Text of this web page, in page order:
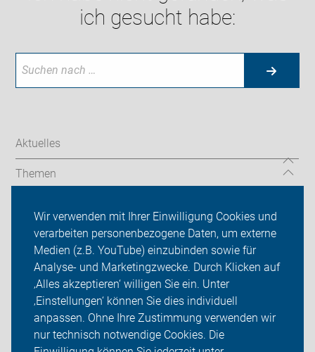
Wir verwenden mit Ihrer Einwilligung Cookies und
verarbeiten personenbezogene Daten, um externe
Medien (z.B. YouTube) einzubinden sowie für
Analyse- und Marketingzwecke. Durch Klicken auf
‚Alles akzeptieren‘ willigen Sie ein. Unter
‚Einstellungen‘ können Sie dies individuell
anpassen. Ohne Ihre Zustimmung verwenden wir
nur technisch notwendige Cookies. Die
ich gesucht habe:
Aktuelles
Themen
Über uns
Sei dabei
Presse
Login